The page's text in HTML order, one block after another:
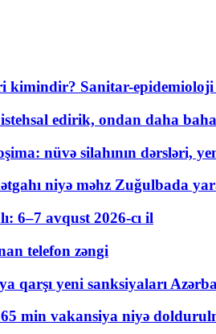
kimindir? Sanitar-epidemioloji
edirik, ondan daha baha
nüvə silahının dərsləri,
niyə məhz Zuğulbada
6–7 avqust 2026-cı il
telefon zəngi
qarşı yeni sanksiyaları
min vakansiya niyə